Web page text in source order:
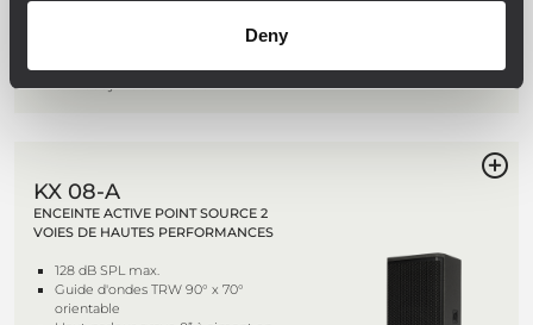
Deny
Haut-parleur grave 10” à aimant en
en néodyme et dôme en PKX
KX 08-A
ENCEINTE ACTIVE POINT SOURCE 2
VOIES DE HAUTES PERFORMANCES
128 dB SPL max.
Guide d'ondes TRW 90° x 70°
orientable